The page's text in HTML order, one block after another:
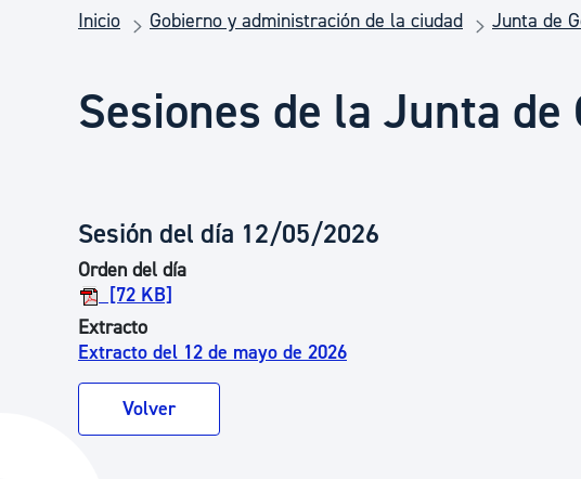
Seguridad ciudadana y emergencias
Salud Pública, animales y consumo
Participación ciudadana y asociacionismo
Deporte
Inicio Gobierno y administración de la ciudad Junta de
Sesiones de la Junta de
Sesión del día 12/05/2026
Orden del día
[72 KB]
Extracto
Extracto del 12 de mayo de 2026
Volver